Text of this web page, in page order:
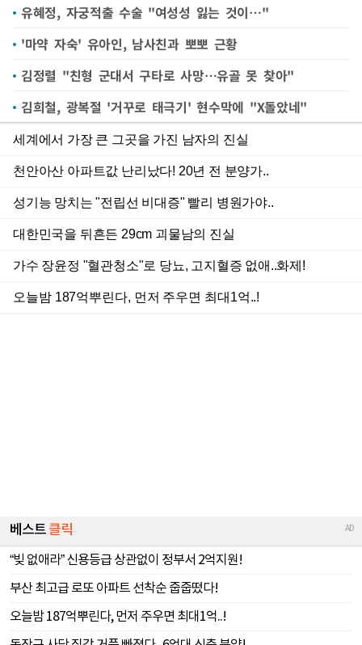
유혜정, 자궁적출 수술 "여성성 잃는 것이…"
'마약 자숙' 유아인, 남사친과 뽀뽀 근황
김정렬 "친형 군대서 구타로 사망…유골 못 찾아"
김희철, 광복절 '거꾸로 태극기' 현수막에 "X돌았네"